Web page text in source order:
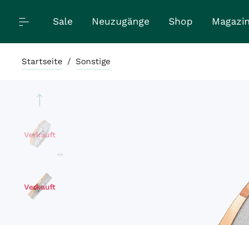
Sale Neuzugänge Shop Magazin
Startseite / Sonstige
Verkauft
Verkauft